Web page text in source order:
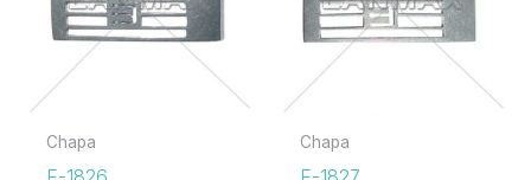
Chapa Chapa